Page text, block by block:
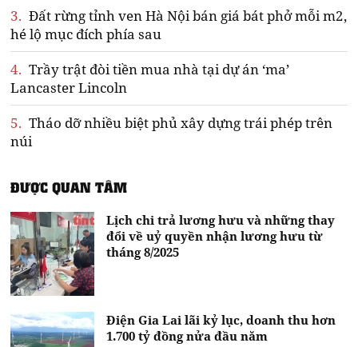
3. Đất rừng tỉnh ven Hà Nội bán giá bát phở mỗi m2,
hé lộ mục đích phía sau
4. Trầy trật đòi tiền mua nhà tại dự án ‘ma’
Lancaster Lincoln
5. Tháo dỡ nhiều biệt phủ xây dựng trái phép trên
núi
ĐƯỢC QUAN TÂM
Lịch chi trả lương hưu và những thay
đổi về uỷ quyền nhận lương hưu từ
tháng 8/2025
Điện Gia Lai lãi kỷ lục, doanh thu hơn
1.700 tỷ đồng nửa đầu năm